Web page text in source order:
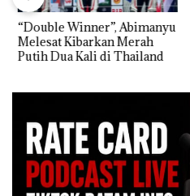
“Double Winner”, Abimanyu
Melesat Kibarkan Merah
Putih Dua Kali di Thailand